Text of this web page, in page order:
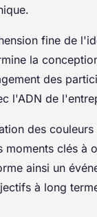
fine de
la
des
l'ADN de
des
clés à
ainsi un
à long